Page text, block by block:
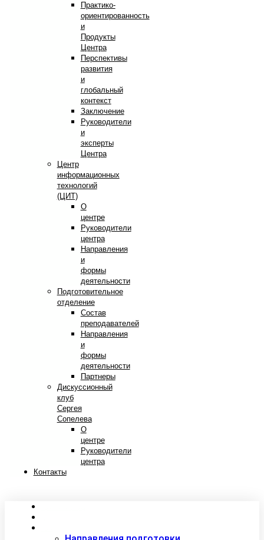
Практико-
ориентированность
и
Продукты
Центра
Перспективы
развития
и
глобальный
контекст
Заключение
Руководители
и
эксперты
Центра
Центр
информационных
технологий
(ЦИТ)
О
центре
Руководители
центра
Направления
и
формы
деятельности
Подготовительное
отделение
Состав
преподавателей
Направления
и
формы
деятельности
Партнеры
Дискуссионный
клуб
Сергея
Сопелева
О
центре
Руководители
центра
Контакты